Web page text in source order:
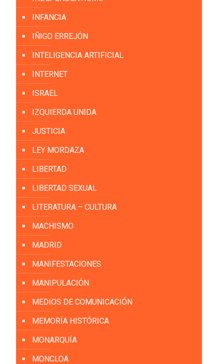
INFANCIA
IÑIGO ERREJÓN
INTELIGENCIA ARTIFICIAL
INTERNET
ISRAEL
IZQUIERDA UNIDA
JUSTICIA
LEY MORDAZA
LIBERTAD
LIBERTAD SEXUAL
LITERATURA – CULTURA
MACHISMO
MADRID
MANIFESTACIONES
MANIPULACIÓN
MEDIOS DE COMUNICACIÓN
MEMORÍA HISTÓRICA
MONARQUÍA
MONCLOA